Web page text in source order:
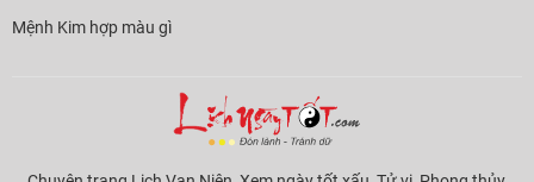
Mệnh Kim hợp màu gì